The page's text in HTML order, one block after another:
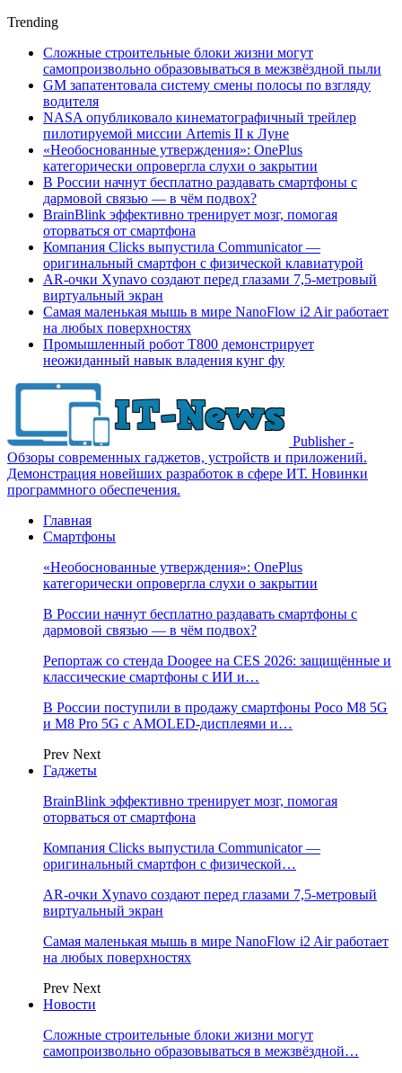
Trending
Сложные строительные блоки жизни могут
самопроизвольно образовываться в межзвёздной пыли
GM запатентовала систему смены полосы по взгляду
водителя
NASA опубликовало кинематографичный трейлер
пилотируемой миссии Artemis II к Луне
«Необоснованные утверждения»: OnePlus
категорически опровергла слухи о закрытии
В России начнут бесплатно раздавать смартфоны с
дармовой связью — в чём подвох?
BrainBlink эффективно тренирует мозг, помогая
оторваться от смартфона
Компания Clicks выпустила Communicator —
оригинальный смартфон с физической клавиатурой
AR-очки Xynavo создают перед глазами 7,5-метровый
виртуальный экран
Самая маленькая мышь в мире NanoFlow i2 Air работает
на любых поверхностях
Промышленный робот Т800 демонстрирует
неожиданный навык владения кунг фу
Publisher -
Обзоры современных гаджетов, устройств и приложений.
Демонстрация новейших разработок в сфере ИТ. Новинки
программного обеспечения.
Главная
Смартфоны
«Необоснованные утверждения»: OnePlus
категорически опровергла слухи о закрытии
В России начнут бесплатно раздавать смартфоны с
дармовой связью — в чём подвох?
Репортаж со стенда Doogee на CES 2026: защищённые и
классические смартфоны с ИИ и…
В России поступили в продажу смартфоны Poco M8 5G
и M8 Pro 5G с AMOLED-дисплеями и…
Prev Next
Гаджеты
BrainBlink эффективно тренирует мозг, помогая
оторваться от смартфона
Компания Clicks выпустила Communicator —
оригинальный смартфон с физической…
AR-очки Xynavo создают перед глазами 7,5-метровый
виртуальный экран
Самая маленькая мышь в мире NanoFlow i2 Air работает
на любых поверхностях
Prev Next
Новости
Сложные строительные блоки жизни могут
самопроизвольно образовываться в межзвёздной…